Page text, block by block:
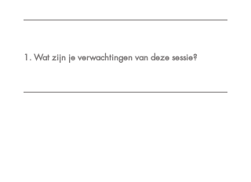
1. Wat zijn je verwachtingen van deze sessie?